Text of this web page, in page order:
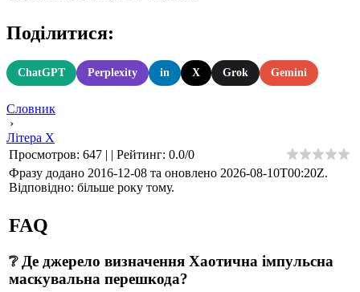
Поділитися:
ChatGPT Perplexity in X Grok Gemini
Словник
›
Літера Х
Просмотров: 647 | | Рейтинг: 0.0/0
Фразу додано 2016-12-08 та оновлено 2026-08-10T00:20Z.
Відповідно: більше року тому.
FAQ
❔ Де джерело визначення Хаотична імпульсна
маскувальна перешкода?